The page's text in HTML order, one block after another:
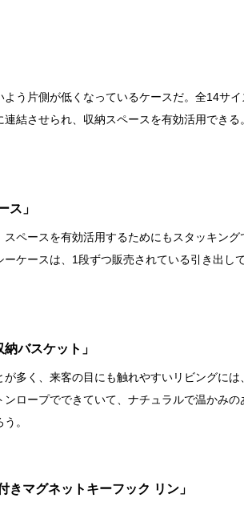
よう片側が低くなっているケースだ。全14サ
結させられ、収納スペースを有効活用でき
ス」
ペースを有効活用するためにもスタッキン
ーケースは、1段ずつ販売されている引き出
バスケット」
多く、来客の目にも触れやすいリビングに
ンロープでできていて、ナチュラルで温かみ
。
きマグネットキーフック リン」